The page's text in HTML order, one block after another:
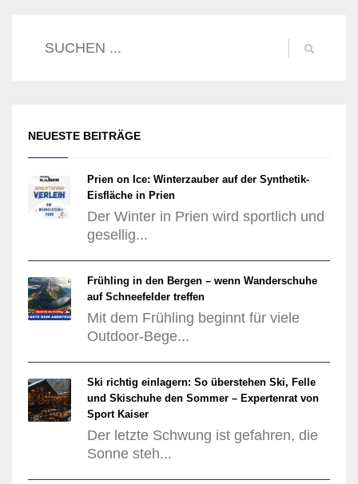
NEUESTE BEITRÄGE
Prien on Ice: Winterzauber auf der Synthetik-
Eisfläche in Prien
Der Winter in Prien wird sportlich und
gesellig...
Frühling in den Bergen – wenn Wanderschuhe
auf Schneefelder treffen
Mit dem Frühling beginnt für viele
Outdoor-Bege...
Ski richtig einlagern: So überstehen Ski, Felle
und Skischuhe den Sommer – Expertenrat von
Sport Kaiser
Der letzte Schwung ist gefahren, die
Sonne steh...